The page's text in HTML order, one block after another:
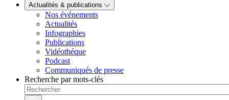
Actualités & publications
Nos événements
Actualités
Infographies
Publications
Vidéothéque
Podcast
Communiqués de presse
Recherche par mots-clés